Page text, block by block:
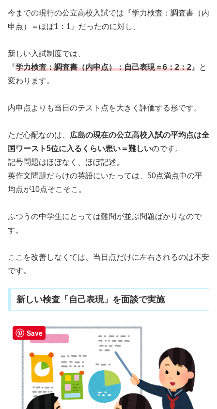
今までの現行の公立高校入試では『学力検査：調査書（内
申点）＝ほぼ1：1』だったのに対し、
新しい入試制度では、
『学力検査：調査書（内申点）：自己表現＝6：2：2 』と
変わります。
内申点よりも当日のテスト点を大きく評価する形です。
ただ心配なのは、 広島の現在の公立高校入試の平均点は全
国ワースト5位に入るくらい悪い＝難しいのです。
記号問題はほぼなく、ほぼ記述。
英作文問題だらけの英語にいたっては、50点満点中の平
均点が10点そこそこ。
ふつうの中学生にとっては難問が並ぶ問題ばかりなので
す。
ここを改善しなくては、当日点だけに左右されるのは不安
です。
新しい検査「自己表現」を面談で実施
Save